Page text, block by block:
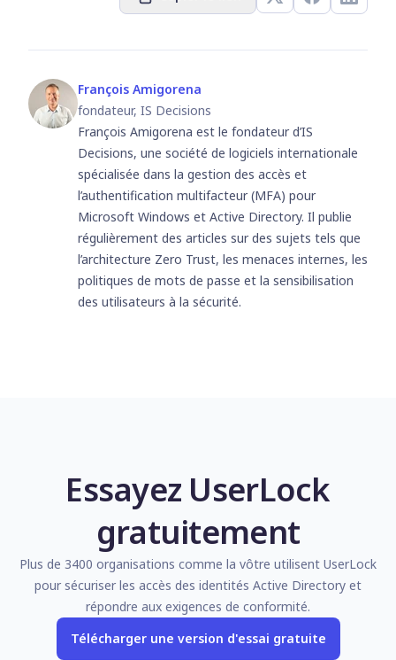
François Amigorena
fondateur, IS Decisions
François Amigorena est le fondateur d’IS
Decisions, une société de logiciels internationale
spécialisée dans la gestion des accès et
l’authentification multifacteur (MFA) pour
Microsoft Windows et Active Directory. Il publie
régulièrement des articles sur des sujets tels que
l’architecture Zero Trust, les menaces internes, les
politiques de mots de passe et la sensibilisation
des utilisateurs à la sécurité.
Essayez UserLock
gratuitement
Plus de 3400 organisations comme la vôtre utilisent UserLock
pour sécuriser les accès des identités Active Directory et
répondre aux exigences de conformité.
Télécharger une version d'essai gratuite